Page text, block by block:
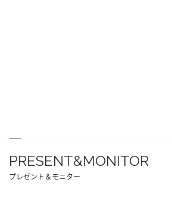
PRESENT&MONITOR
プレゼント＆モニター